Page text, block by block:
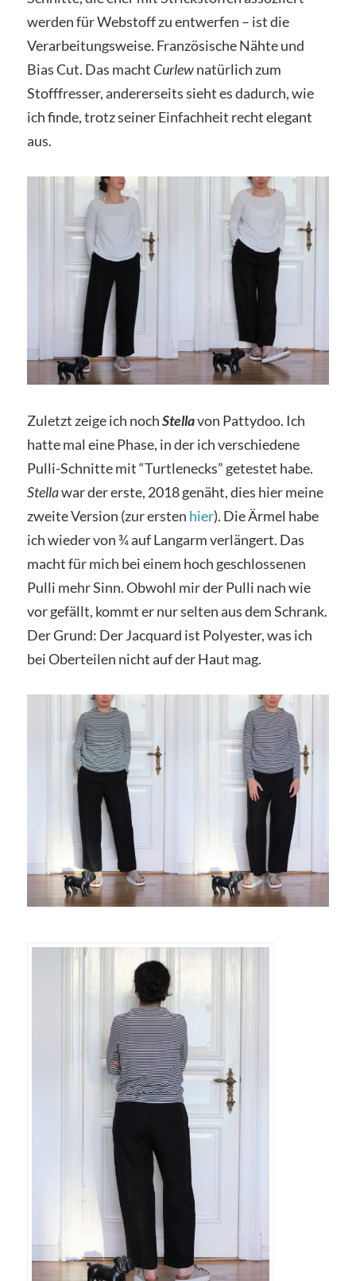
werden für Webstoff zu entwerfen – ist die
Verarbeitungsweise. Französische Nähte und
Bias Cut. Das macht Curlewnatürlich zum
Stofffresser, andererseits sieht es dadurch, wie
ich finde, trotz seiner Einfachheit recht elegant
aus.
Zuletzt zeige ich nochStellavon Pattydoo. Ich
hatte mal eine Phase, in der ich verschiedene
Pulli-Schnitte mit “Turtlenecks” getestet habe.
Stellawar der erste, 2018 genäht, dies hier meine
zweite Version (zur ersten hier). Die Ärmel habe
ich wieder von ¾ auf Langarm verlängert. Das
macht für mich bei einem hoch geschlossenen
Pulli mehr Sinn. Obwohl mir der Pulli nach wie
vor gefällt, kommt er nur selten aus dem Schrank.
Der Grund: Der Jacquard ist Polyester, was ich
bei Oberteilen nicht auf der Haut mag.